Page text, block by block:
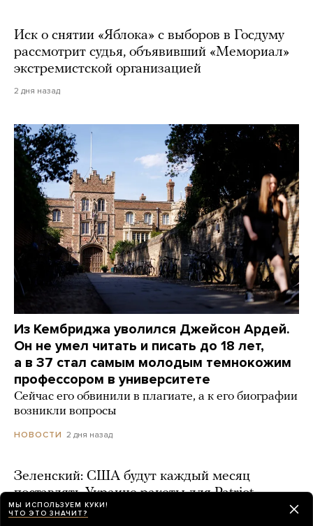
Иск о снятии «Яблока» с выборов в Госдуму
рассмотрит судья, объявивший «Мемориал»
экстремистской организацией
2 дня назад
Из Кембриджа уволился Джейсон Ардей.
Он не умел читать и писать до 18 лет,
а в 37 стал самым молодым темнокожим
профессором в университете
Сейчас его обвинили в плагиате, а к его биографии
возникли вопросы
НОВОСТИ 2 дня назад
Зеленский: США будут каждый месяц
поставлять Украине ракеты для Patriot
2 дня назад
МЫ ИСПОЛЬЗУЕМ КУКИ!
ЧТО ЭТО ЗНАЧИТ?